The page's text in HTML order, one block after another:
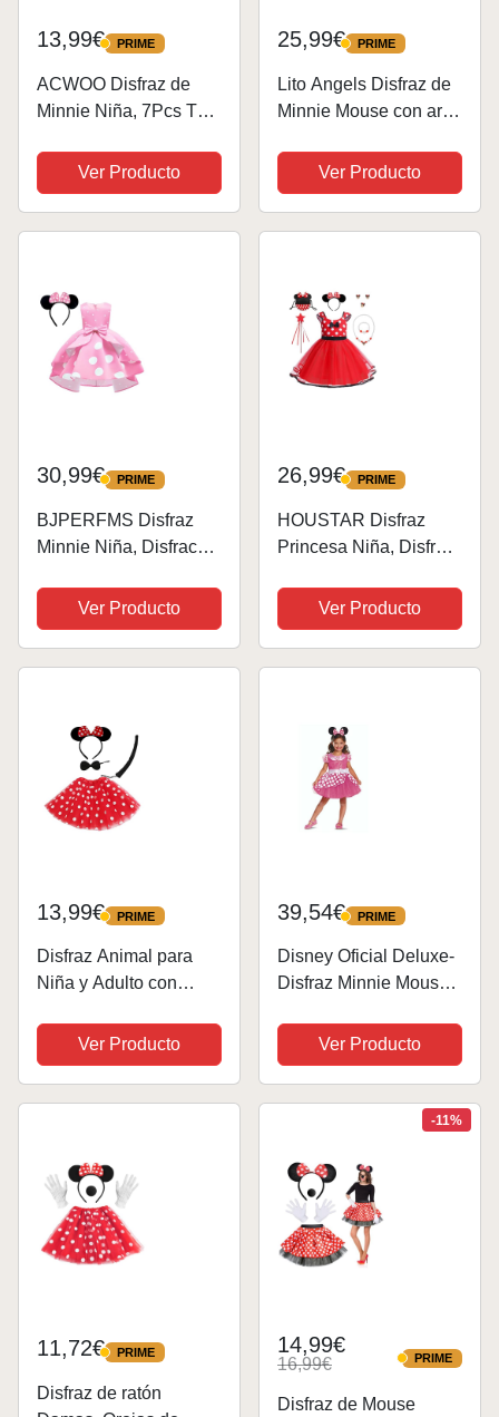
13,99€ PRIME
PRIME
ACWOO Disfraz de
Minnie Niña, 7Pcs Tutu
Princesa con Diadema
de Orejas de Ratón,
Guantes, Pajarita,
Ver Producto
25,99€ PRIME
PRIME
Lito Angels Disfraz de
Minnie Mouse con aro
ratón para niña Vestido
de falda de tutu de
danza de lunares rojos
Ver Producto
30,99€ PRIME
PRIME
BJPERFMS Disfraz
Minnie Niña, Disfraces
Princesa Tutú con
Lunares, Orejas
Minnie, para Fiesta
Años Niñas
Ver Producto
26,99€ PRIME
PRIME
HOUSTAR Disfraz
Princesa Niña, Disfraz
Orejas Ratón, Juego
De Collar, Niños Bebé
Niña Polka Dot
Fiesta...
Ver Producto
13,99€ PRIME
PRIME
Disfraz Animal para
Niña y Adulto con
Animal Pajarita y Falda
Tutu, Disfraz de
Animales para
ADOLESCENTE/ADU
LTO,...
Ver Producto
39,54€ PRIME
PRIME
Disney Oficial Deluxe-
Disfraz Minnie Mouse
Minnie Mouse Niña,
Vestido Minnie Mouse
Niña, Disfraz Mini
Mouse Niña, Disfraz
Ver Producto
11,72€ PRIME
PRIME
Disfraz de ratón
-11%
14,99€
16,99€ PRIME
PRIME
Disfraz de Mouse